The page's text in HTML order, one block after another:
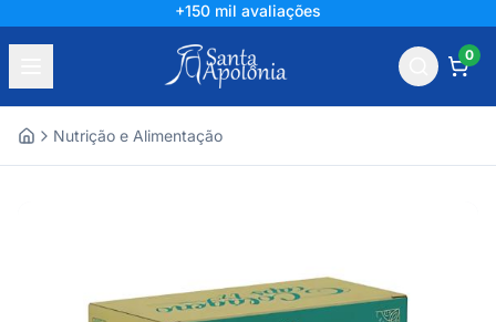
+150 mil avaliações
0
Nutrição e Alimentação